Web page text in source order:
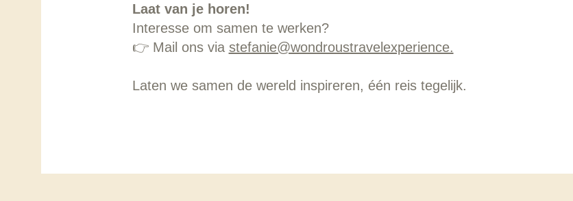
Laat van je horen!
Interesse om samen te werken?
👉 Mail ons via stefanie@wondroustravelexperience.
Laten we samen de wereld inspireren, één reis tegelijk.